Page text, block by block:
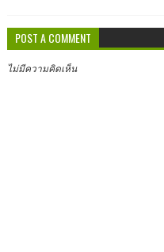
POST A COMMENT
ไม่มีความคิดเห็น